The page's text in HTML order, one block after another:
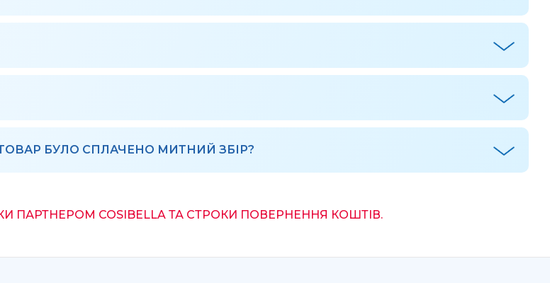
БУЛО СПЛАЧЕНО МИТНИЙ ЗБІР?
ПАРТНЕРОМ COSIBELLA ТА СТРОКИ ПОВЕРНЕННЯ КОШТІВ.